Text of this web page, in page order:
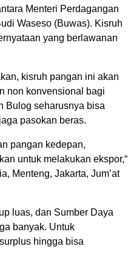
Menteri Perdagangan
Waseso (Buwas). Kisruh
yang berlawanan
kisruh pangan ini akan
non konvensional bagi
Bulog seharusnya bisa
pasokan beras.
pangan kedepan,
untuk melakukan ekspor,“
Menteng, Jakarta, Jum’at
luas, dan Sumber Daya
banyak. Untuk
hingga bisa